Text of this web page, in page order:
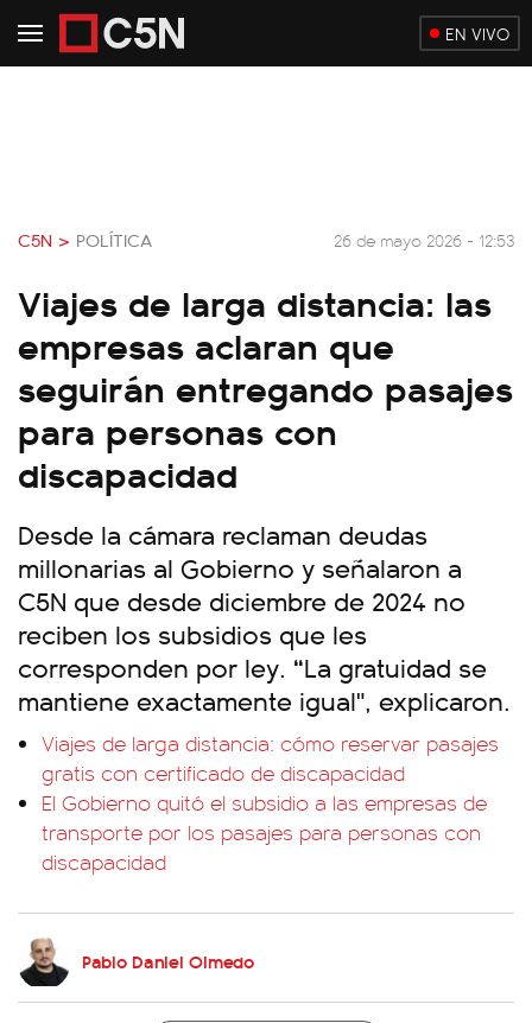
EN VIVO
C5N > POLÍTICA 26 de mayo 2026 - 12:53
Viajes de larga distancia: las
empresas aclaran que
seguirán entregando pasajes
para personas con
discapacidad
Desde la cámara reclaman deudas
millonarias al Gobierno y señalaron a
C5N que desde diciembre de 2024 no
reciben los subsidios que les
corresponden por ley. “La gratuidad se
mantiene exactamente igual", explicaron.
Viajes de larga distancia: cómo reservar pasajes
gratis con certificado de discapacidad
El Gobierno quitó el subsidio a las empresas de
transporte por los pasajes para personas con
discapacidad
Pablo Daniel Olmedo